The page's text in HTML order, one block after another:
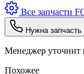
Все запчасти
Нужна запчасть
Менеджер уточнит
Похожее